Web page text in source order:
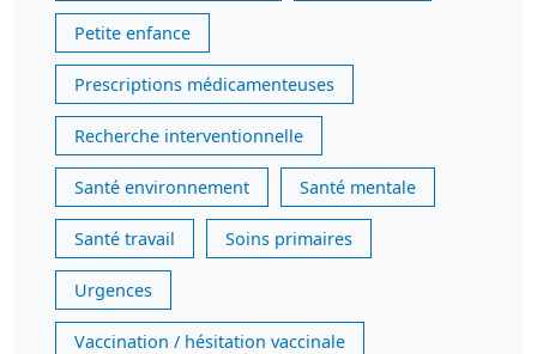
Petite enfance
Prescriptions médicamenteuses
Recherche interventionnelle
Santé environnement Santé mentale
Santé travail Soins primaires
Urgences
Vaccination / hésitation vaccinale